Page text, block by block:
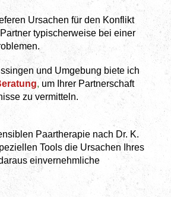
Ursachen für den Konflikt
typischerweise bei einer
und Umgebung biete ich
, um Ihrer Partnerschaft
zu vermitteln.
Paartherapie nach Dr. K.
Tools die Ursachen Ihres
einvernehmliche